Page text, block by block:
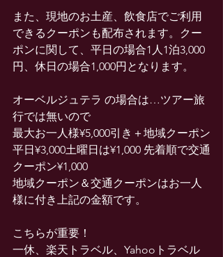
また、現地のお土産、飲食店でご利用
できるクーポンも配布されます。クー
ポンに関して、平日の場合1人1泊3,000
円、休日の場合1,000円となります。
オーベルジュテラ の場合は…ツアー旅
行では無いので
最大お一人様¥5,000引き＋地域クーポン
平日¥3,000土曜日は¥1,000 先着順で交通
クーポン¥1,000
地域クーポン＆交通クーポンはお一人
様に付き上記の金額です。
こちらが重要！
一休、楽天トラベル、Yahooトラベル